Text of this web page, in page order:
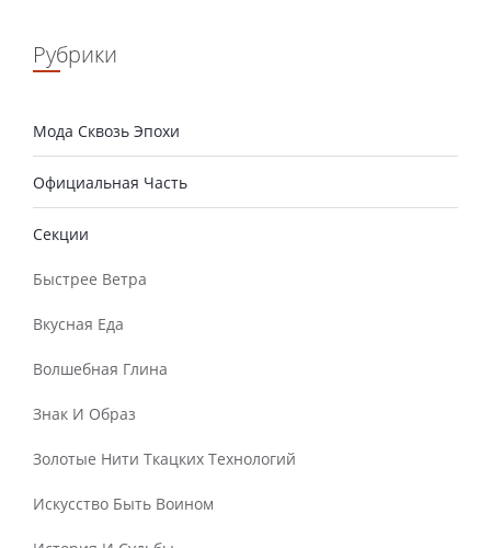
Рубрики
Мода Сквозь Эпохи
Официальная Часть
Секции
Быстрее Ветра
Вкусная Еда
Волшебная Глина
Знак И Образ
Золотые Нити Ткацких Технологий
Искусство Быть Воином